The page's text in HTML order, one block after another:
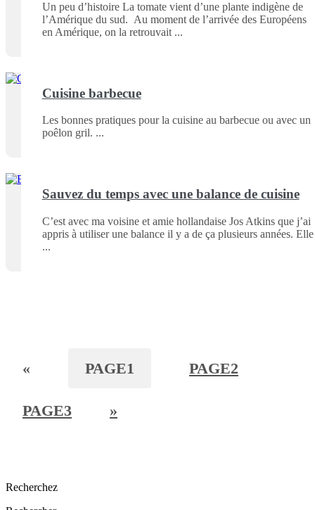
Un peu d’histoire La tomate vient d’une plante indigène de
l’Amérique du sud. Au moment de l’arrivée des Européens
en Amérique, on la retrouvait
Cuisine barbecue
Les bonnes pratiques pour la cuisine au barbecue ou avec un
poêlon gril.
Sauvez du temps avec une balance de cuisine
C’est avec ma voisine et amie hollandaise Jos Atkins que j’ai
appris à utiliser une balance il y a de ça plusieurs années. Elle
« PAGE1 PAGE2
PAGE3 »
Recherchez